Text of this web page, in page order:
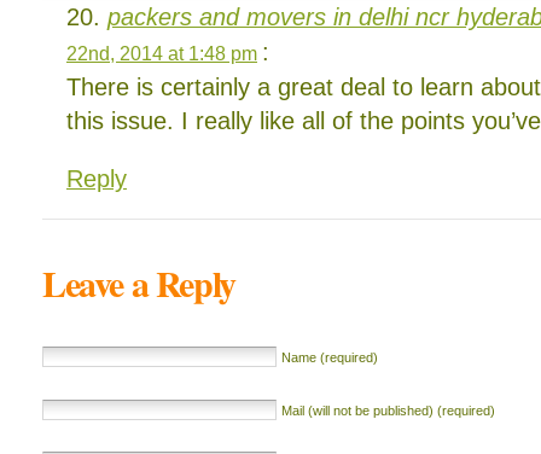
packers and movers in delhi ncr
22nd, 2014 at 1:48 pm :
There is certainly a great deal to learn about
this issue. I really like all of the points
Reply
Leave a Reply
Name (required)
Mail (will not be published) (required)